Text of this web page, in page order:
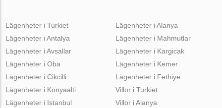
Lägenheter i Turkiet
Lägenheter i Antalya
Lägenheter i Avsallar
Lägenheter i Oba
Lägenheter i Cikcilli
Lägenheter i Alanya
Lägenheter i Mahmutlar
Lägenheter i Kargicak
Lägenheter i Kemer
Lägenheter i Fethiye
Lägenheter i Konyaalti
Lägenheter i Istanbul
Villor i Turkiet
Villor i Alanya